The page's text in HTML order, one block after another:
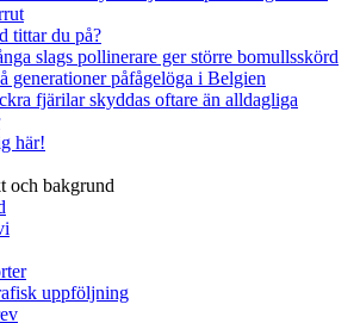
tittar du på?
slags pollinerare ger större bomullsskörd
generationer påfågelöga i Belgien
fjärilar skyddas oftare än alldagliga
här!
och bakgrund
uppföljning